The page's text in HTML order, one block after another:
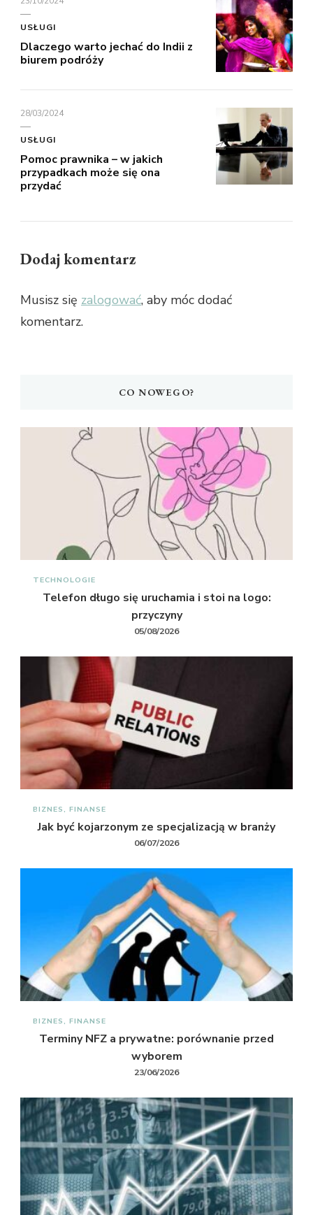
USŁUGI
Dlaczego warto jechać do Indii z
biurem podróży
28/03/2024
USŁUGI
Pomoc prawnika – w jakich
przypadkach może się ona
przydać
Dodaj komentarz
Musisz się zalogować, aby móc dodać
komentarz.
CO NOWEGO?
TECHNOLOGIE
Telefon długo się uruchamia i stoi na logo:
przyczyny
05/08/2026
BIZNES, FINANSE
Jak być kojarzonym ze specjalizacją w branży
06/07/2026
BIZNES, FINANSE
Terminy NFZ a prywatne: porównanie przed
wyborem
23/06/2026